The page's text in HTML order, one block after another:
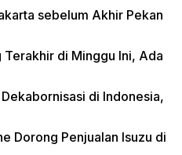
sebelum Akhir Pekan
Terakhir di Minggu Ini, Ada
di Indonesia,
Dorong Penjualan Isuzu di